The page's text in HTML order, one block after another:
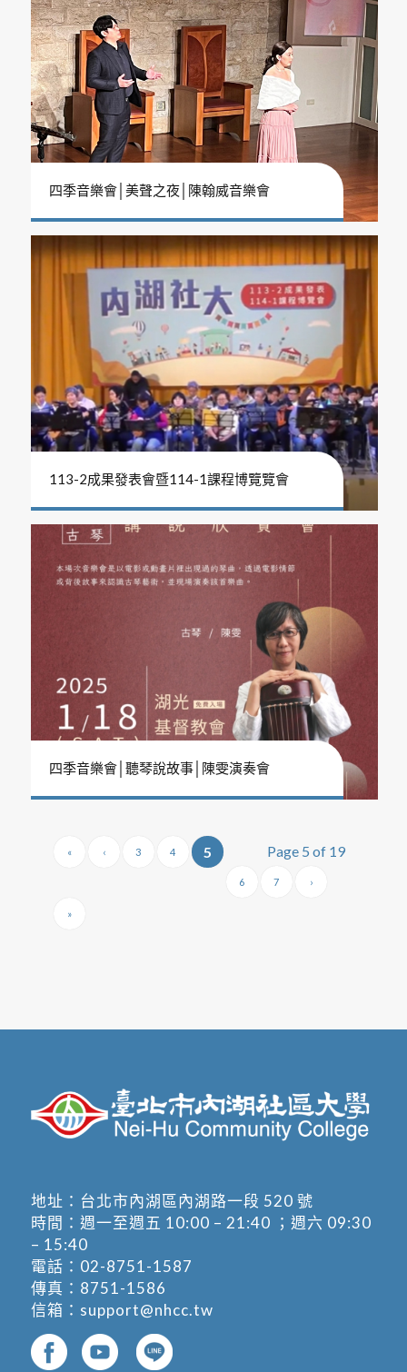
四季音樂會│美聲之夜│陳翰威音樂會
113-2成果發表會暨114-1課程博覽覽會
四季音樂會│聽琴說故事│陳雯演奏會
Page 5 of 19
« ‹ 3 4 5
6 7 ›
»
地址： 台北市內湖區內湖路一段 520 號
時間：週一至週五 10:00 – 21:40 ；週六 09:30
– 15:40
電話： 02-8751-1587
傳真：8751-1586
信箱： support@nhcc.tw